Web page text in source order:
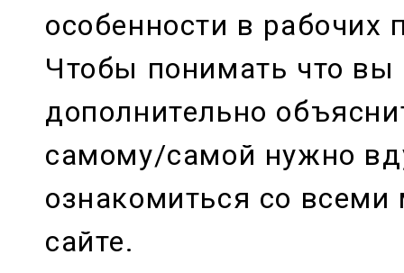
особенности в рабочих
Чтобы понимать что
дополнительно
самому/самой нужно
ознакомиться со
сайте.